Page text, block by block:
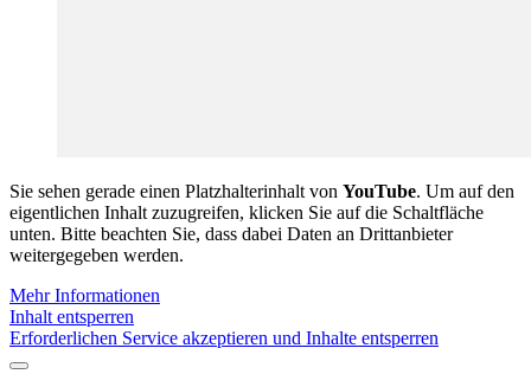
Sie sehen gerade einen Platzhalterinhalt von YouTube. Um auf den
eigentlichen Inhalt zuzugreifen, klicken Sie auf die Schaltfläche
unten. Bitte beachten Sie, dass dabei Daten an Drittanbieter
weitergegeben werden.
Mehr Informationen
Inhalt entsperren
Erforderlichen Service akzeptieren und Inhalte entsperren